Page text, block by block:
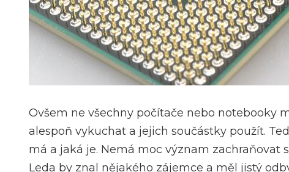
Ovšem ne všechny počítače nebo notebooky
alespoň vykuchat a jejich součástky použít.
má a jaká je. Nemá moc význam zachraňovat
Leda by znal nějakého zájemce a měl jistý